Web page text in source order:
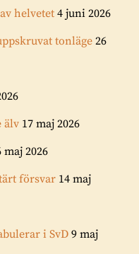
helvetet 4 juni 2026
tonläge 26
älv 17 maj 2026
maj 2026
försvar 14 maj
i SvD 9 maj